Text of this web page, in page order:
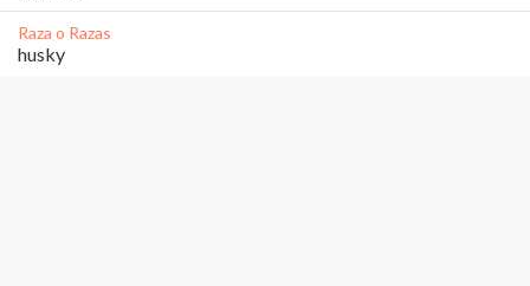
Raza o Razas
husky